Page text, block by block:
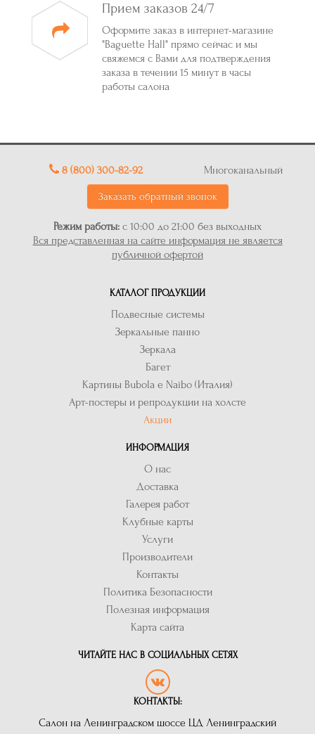
Прием заказов 24/7
Оформите заказ в интернет-магазине
"Baguette Hall" прямо сейчас и мы
свяжемся с Вами для подтверждения
заказа в течении 15 минут в часы
работы салона
8 (800) 300-82-92 Многоканальный
Заказать обратный звонок
Режим работы: с 10:00 до 21:00 без выходных
Вся представленная на сайте информация не является
публичной офертой
КАТАЛОГ ПРОДУКЦИИ
Подвесные системы
Зеркальные панно
Зеркала
Багет
Картины Bubola e Naibo (Италия)
Арт-постеры и репродукции на холсте
Акции
ИНФОРМАЦИЯ
О нас
Доставка
Галерея работ
Клубные карты
Услуги
Производители
Контакты
Политика Безопасности
Полезная информация
Карта сайта
ЧИТАЙТЕ НАС В СОЦИАЛЬНЫХ СЕТЯХ
КОНТАКТЫ:
Салон на Ленинградском шоссе ЦД Ленинградский